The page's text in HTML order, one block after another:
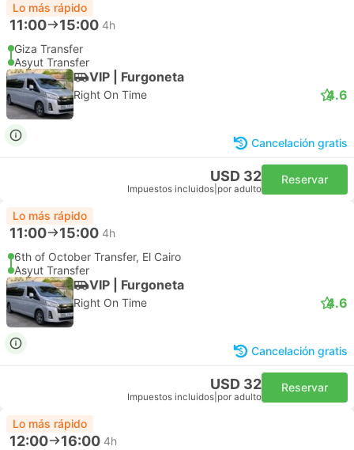
Lo más rápido
11:00 15:00 4h
Giza Transfer
Asyut Transfer
VIP | Furgoneta
Right On Time 4.6
Cancelación gratis
USD 32
Impuestos incluidos por adulto
Reservar
Lo más rápido
11:00 15:00 4h
6th of October Transfer, El Cairo
Asyut Transfer
VIP | Furgoneta
Right On Time 4.6
Cancelación gratis
USD 32
Impuestos incluidos por adulto
Reservar
Lo más rápido
12:00 16:00 4h